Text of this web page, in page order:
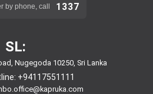
by phone, call 1337
SL:
Nugegoda 10250, Sri Lanka
+94117551111